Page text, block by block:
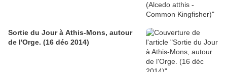
Sortie du Jour à Athis-Mons, autour
de l'Orge. (16 déc 2014)